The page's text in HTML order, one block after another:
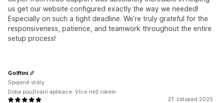
us get our website configured exactly the way we needed!
Especially on such a tight deadline. We’re truly grateful for the
responsiveness, patience, and teamwork throughout the entire
setup process!
21. listopad 2025
Golftini
Spojené státy
Doba používání aplikace: Více než rokem